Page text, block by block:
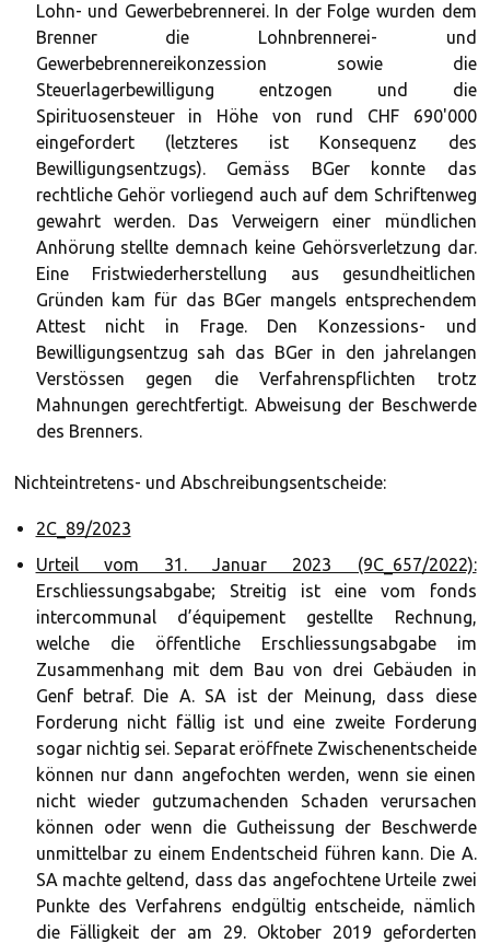
Lohn- und Gewerbebrennerei. In der Folge wurden dem
Brenner die Lohnbrennerei- und
Gewerbebrennereikonzession sowie die
Steuerlagerbewilligung entzogen und die
Spirituosensteuer in Höhe von rund CHF 690'000
eingefordert (letzteres ist Konsequenz des
Bewilligungsentzugs). Gemäss BGer konnte das
rechtliche Gehör vorliegend auch auf dem Schriftenweg
gewahrt werden. Das Verweigern einer mündlichen
Anhörung stellte demnach keine Gehörsverletzung dar.
Eine Fristwiederherstellung aus gesundheitlichen
Gründen kam für das BGer mangels entsprechendem
Attest nicht in Frage. Den Konzessions- und
Bewilligungsentzug sah das BGer in den jahrelangen
Verstössen gegen die Verfahrenspflichten trotz
Mahnungen gerechtfertigt. Abweisung der Beschwerde
des Brenners.
Nichteintretens- und Abschreibungsentscheide:
2C_89/2023
Urteil vom 31. Januar 2023 (9C_657/2022):
Erschliessungsabgabe; Streitig ist eine vom fonds
intercommunal d’équipement gestellte Rechnung,
welche die öffentliche Erschliessungsabgabe im
Zusammenhang mit dem Bau von drei Gebäuden in
Genf betraf. Die A. SA ist der Meinung, dass diese
Forderung nicht fällig ist und eine zweite Forderung
sogar nichtig sei. Separat eröffnete Zwischenentscheide
können nur dann angefochten werden, wenn sie einen
nicht wieder gutzumachenden Schaden verursachen
können oder wenn die Gutheissung der Beschwerde
unmittelbar zu einem Endentscheid führen kann. Die A.
SA machte geltend, dass das angefochtene Urteile zwei
Punkte des Verfahrens endgültig entscheide, nämlich
die Fälligkeit der am 29. Oktober 2019 geforderten